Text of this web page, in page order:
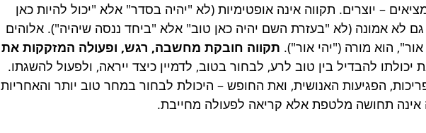
– יוצרים. תקווה אינה אופטימיות (לא "יהיה בסדר" אלא "יכול להיות כאן
גם לא אמונה (לא "בעזרת השם יהיה כאן טוב" אלא "ביחד ננסה שיהיה"). אלוהים
הוא מורה ("יהי אור"). תקווה חובקת מחשבה, רגש, ופעולה המזקקות את
יכולתו להבדיל בין טוב לרע, לבחור בטוב, לדמיין כיצד ייראה, ולפעול להשגתו.
הפגיעות האנושית, ואת החופש – היכולת לבחור במחר טוב יותר והאחריות
אינה תחושה מלטפת אלא קריאה לפעולה מחייבת.